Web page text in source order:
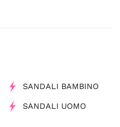
SANDALI BAMBINO
SANDALI UOMO